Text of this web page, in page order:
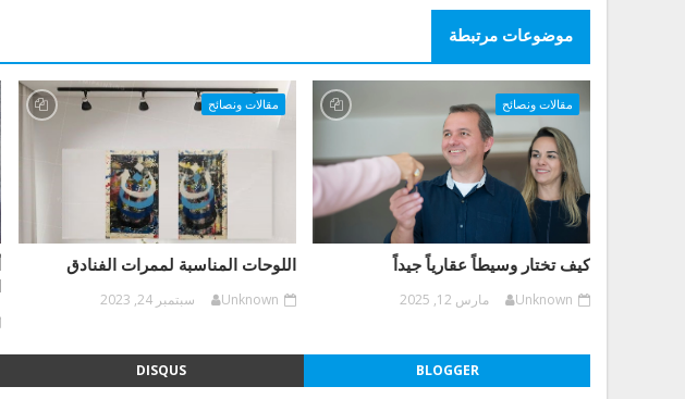
موضوعات مرتبطة
مقالات ونصائح
كيف تختار وسيطاً عقارياً جيداً
Unknown مارس 12, 2025
مقالات ونصائح
اللوحات المناسبة لممرات الفنادق
Unknown سبتمبر 24, 2023
BLOGGER
DISQUS